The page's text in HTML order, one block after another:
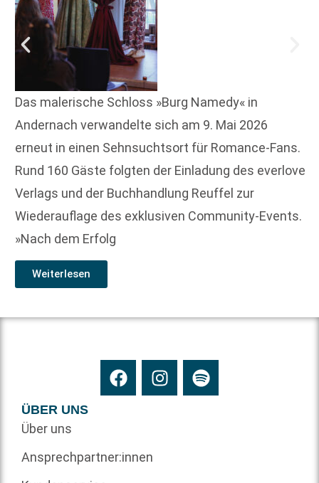
Das malerische Schloss »Burg Namedy« in
Andernach verwandelte sich am 9. Mai 2026
erneut in einen Sehnsuchtsort für Romance-Fans.
Rund 160 Gäste folgten der Einladung des everlove
Verlags und der Buchhandlung Reuffel zur
Wiederauflage des exklusiven Community-Events.
»Nach dem Erfolg
Weiterlesen
ÜBER UNS
Über uns
Ansprechpartner:innen